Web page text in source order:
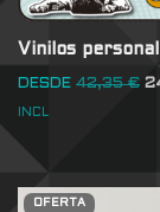
Vinilos
DESDE 42,35€
INCL
OFERTA